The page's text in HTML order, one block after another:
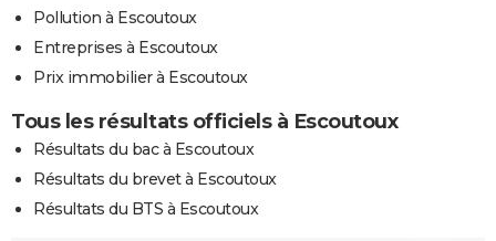
Pollution à Escoutoux
Entreprises à Escoutoux
Prix immobilier à Escoutoux
Tous les résultats officiels à Escoutoux
Résultats du bac à Escoutoux
Résultats du brevet à Escoutoux
Résultats du BTS à Escoutoux